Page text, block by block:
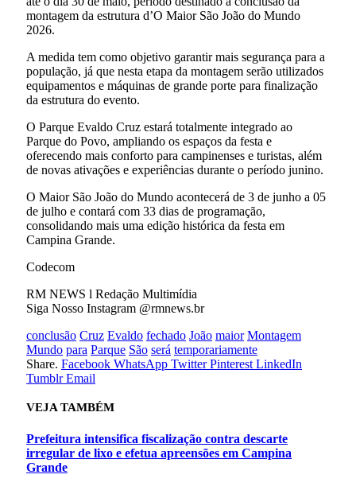
montagem da estrutura d’O Maior São João do Mundo
2026.
A medida tem como objetivo garantir mais segurança para a
população, já que nesta etapa da montagem serão utilizados
equipamentos e máquinas de grande porte para finalização
da estrutura do evento.
O Parque Evaldo Cruz estará totalmente integrado ao
Parque do Povo, ampliando os espaços da festa e
oferecendo mais conforto para campinenses e turistas, além
de novas ativações e experiências durante o período junino.
O Maior São João do Mundo acontecerá de 3 de junho a 05
de julho e contará com 33 dias de programação,
consolidando mais uma edição histórica da festa em
Campina Grande.
Codecom
RM NEWS l Redação Multimídia
Siga Nosso Instagram @rmnews.br
conclusão Cruz Evaldo fechado João maior Montagem
Mundo para Parque São será temporariamente
Share. Facebook WhatsApp Twitter Pinterest LinkedIn
Tumblr Email
VEJATAMBÉM
Prefeitura intensifica fiscalização contra descarte
irregular de lixo e efetua apreensões em Campina
Grande